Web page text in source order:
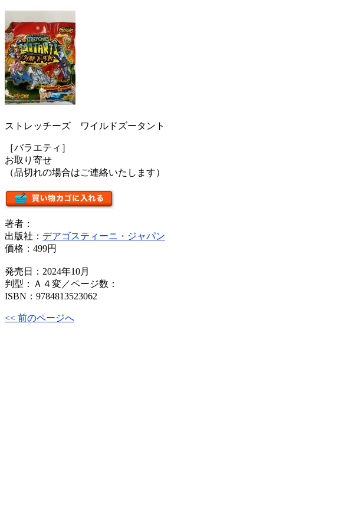
ストレッチーズ ワイルドズータント
［バラエティ］
お取り寄せ
（品切れの場合はご連絡いたします）
著者：
出版社： デアゴスティーニ・ジャパン
価格： 499円
発売日：2024年10月
判型：Ａ４変／ページ数：
ISBN：9784813523062
<< 前のページへ